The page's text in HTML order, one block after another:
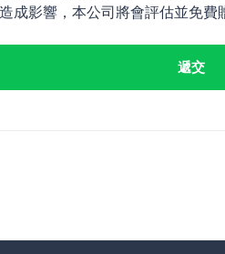
成影響，本公司將會評估並免
遞交